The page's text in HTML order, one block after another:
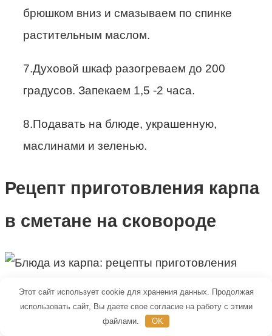
брюшком вниз и смазываем по спинке
растительным маслом.
7.Духовой шкаф разогреваем до 200
градусов. Запекаем 1,5 -2 часа.
8.Подавать на блюде, украшенную,
маслинами и зеленью.
Рецепт приготовления карпа
в сметане на сковороде
Этот сайт использует cookie для хранения данных. Продолжая
использовать сайт, Вы даете свое согласие на работу с этими
файлами.
OK